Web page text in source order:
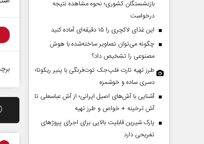
بازنشستگان کشوری؛ نحوه مشاهده نتیجه
درخواست
این غذای لاکچری را ۱۵ دقیقه‌ای آماده کنید
چگونه می‌توان تصاویر ساخته‌شده با هوش
مصنوعی را تشخیص داد؟
طرز تهیه تارت فلپ‌جک توت‌فرنگی با پنیر ریکوتا؛
دسری ساده و خوشمزه
آشنایی با آش‌های اصیل ایرانی؛ از آش عباسعلی تا
آش ترخینه + خواص و طرز تهیه
پارک شیرین قابلیت‌ بالایی برای اجرای پروژهای
تفریحی دارد
_ اسلامی در مکتب آشکار شدن استیصال متجاوزان